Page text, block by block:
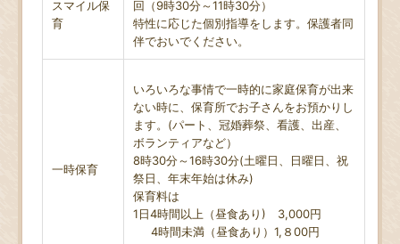
スマイル保
育
回（9時30分～11時30分）
特性に応じた個別指導をします。保護者同
伴でおいでください。
一時保育
いろいろな事情で一時的に家庭保育が出来
ない時に、保育所でお子さんをお預かりし
ます。(パート、冠婚葬祭、看護、出産、
ボランティアなど）
8時30分～16時30分(土曜日、日曜日、祝
祭日、年末年始は休み)
保育料は
1日4時間以上（昼食あり) 3,000円
4時間未満（昼食あり）1,８00円